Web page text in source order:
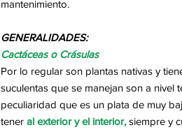
mantenimiento.
GENERALIDADES:
Cactáceas o Crásulas
Por lo regular son plantas nativas y
suculentas que se manejan son a nivel
peculiaridad que es un plata de muy
tener al exterior y el interior, siempre y